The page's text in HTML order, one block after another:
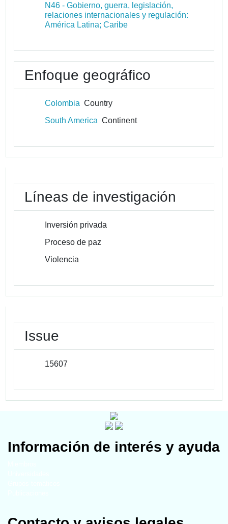
N46 - Gobierno, guerra, legislación,
relaciones internacionales y regulación:
América Latina; Caribe
Enfoque geográfico
Colombia Country
South America Continent
Líneas de investigación
Inversión privada
Proceso de paz
Violencia
Issue
15607
Información de interés y ayuda